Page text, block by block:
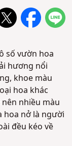
số vườn hoa
hương nổi
khoe màu
hoa khác
nhiều màu
hoa nở là người
đều kéo về